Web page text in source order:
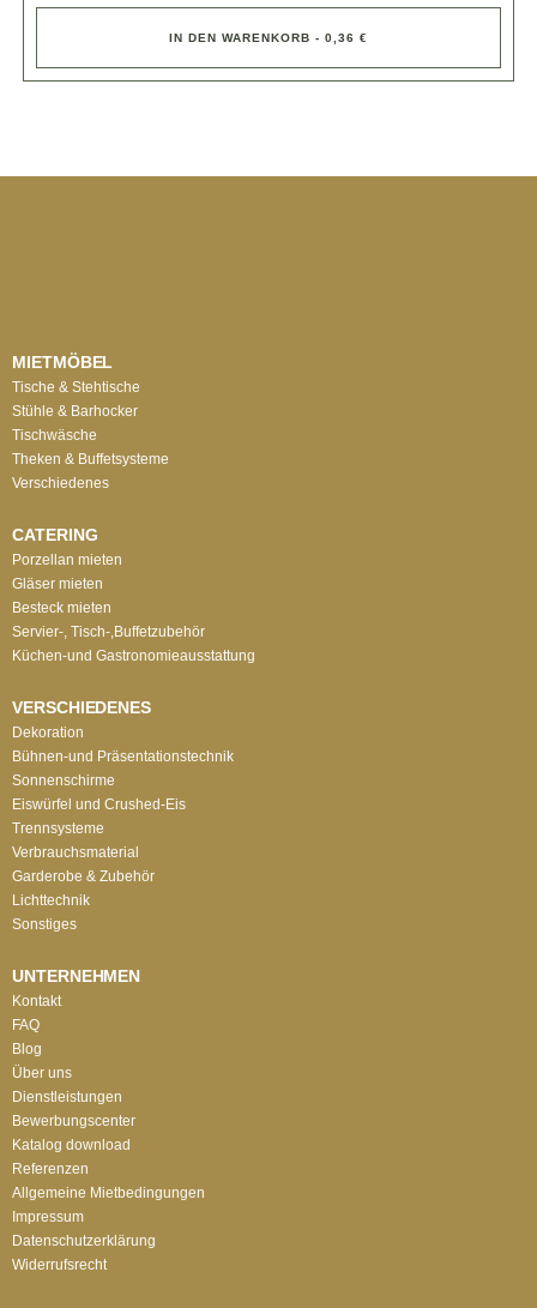
IN DEN WARENKORB - 0,36 €
MIETMÖBEL
Tische & Stehtische
Stühle & Barhocker
Tischwäsche
Theken & Buffetsysteme
Verschiedenes
CATERING
Porzellan mieten
Gläser mieten
Besteck mieten
Servier-, Tisch-,Buffetzubehör
Küchen-und Gastronomieausstattung
VERSCHIEDENES
Dekoration
Bühnen-und Präsentationstechnik
Sonnenschirme
Eiswürfel und Crushed-Eis
Trennsysteme
Verbrauchsmaterial
Garderobe & Zubehör
Lichttechnik
Sonstiges
UNTERNEHMEN
Kontakt
FAQ
Blog
Über uns
Dienstleistungen
Bewerbungscenter
Katalog download
Referenzen
Allgemeine Mietbedingungen
Impressum
Datenschutzerklärung
Widerrufsrecht